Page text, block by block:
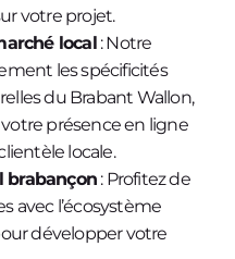
votre projet.
local: Notre
les spécificités
du Brabant Wallon,
présence en ligne
locale.
brabançon : Profitez de
avec l’écosystème
développer votre